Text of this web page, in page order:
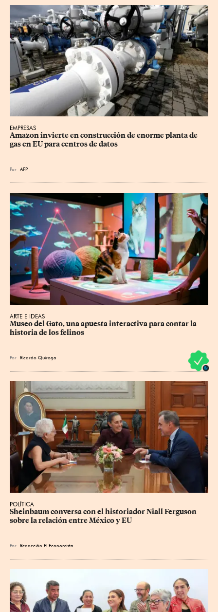
EMPRESAS
Amazon invierte en construcción de enorme planta de
gas en EU para centros de datos
Por AFP
ARTE E IDEAS
Museo del Gato, una apuesta interactiva para contar la
historia de los felinos
Por Ricardo Quiroga
POLÍTICA
Sheinbaum conversa con el historiador Niall Ferguson
sobre la relación entre México y EU
Por Redacción El Economista